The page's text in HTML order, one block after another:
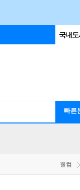
국내도
빠른
웰컴